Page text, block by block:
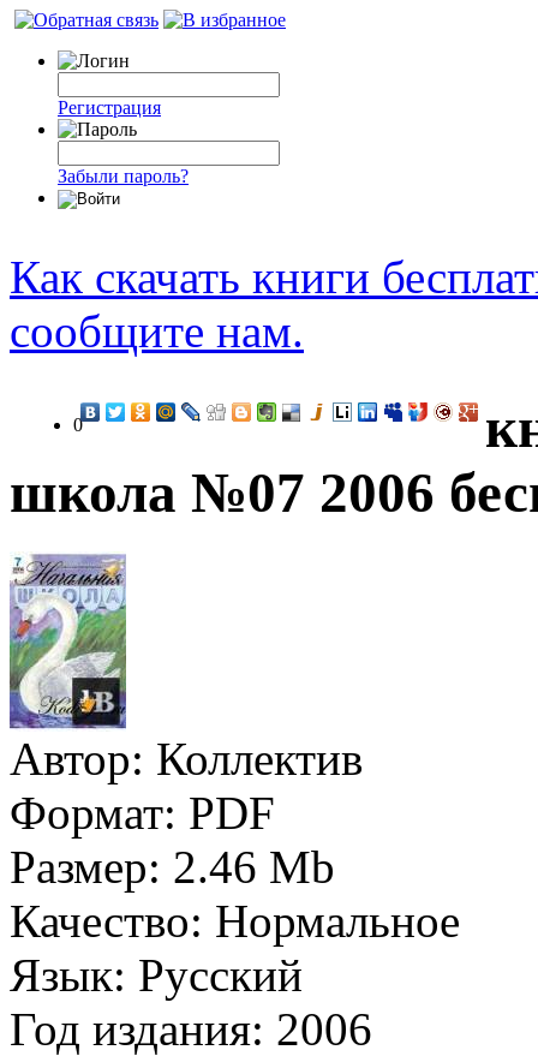
Регистрация
Забыли пароль?
Как скачать книги
сообщите нам.
0
школа №07 2006
Автор: Коллектив
Формат: PDF
Размер: 2.46 Mb
Качество: Нормальное
Язык: Русский
Год издания: 2006